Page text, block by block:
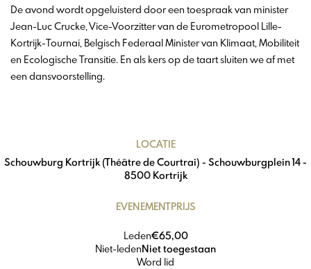
De avond wordt opgeluisterd door een toespraak van minister
Jean-Luc Crucke, Vice-Voorzitter van de Eurometropool Lille-
Kortrijk-Tournai, Belgisch Federaal Minister van Klimaat, Mobiliteit
en Ecologische Transitie. En als kers op de taart sluiten we af met
een dansvoorstelling.
LOCATIE
Schouwburg Kortrijk (Théâtre de Courtrai) - Schouwburgplein 14 -
8500 Kortrijk
EVENEMENTPRIJS
Leden€65,00
Niet-ledenNiet toegestaan
Word lid